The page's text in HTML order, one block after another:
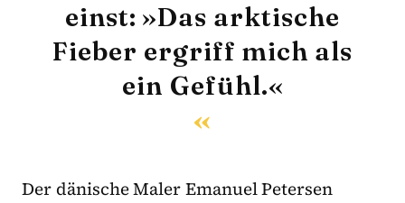
einst: »Das arktische
Fieber ergriff mich als
ein Gefühl.«
Der dänische Maler Emanuel Petersen